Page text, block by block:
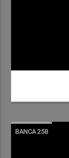
BANCA 258